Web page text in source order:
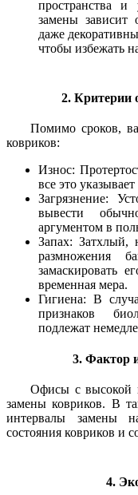
пространства и
замены зависит
даже
чтобы избежать
2. Критерии
Помимо сроков,
ковриков:
Износ:
все это
Загрязнение:
вывести
аргументом в
Запах: Затхлый,
размножения
замаскировать
временная мера.
Гигиена: В
признаков
подлежат
3. Фактор
Офисы с высокой
замены ковриков. В
интервалы замены
состояния ковриков и
4.